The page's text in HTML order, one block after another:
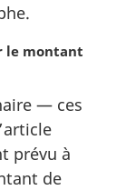
le montant
— ces
prévu à
de